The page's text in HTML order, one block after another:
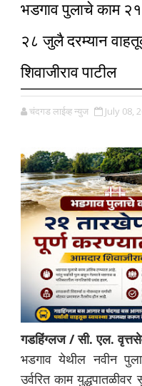
भडगाव पुलाचे काम २१
२८ जुलै दरम्यान
शिवाजीराव पाटील
चंदगड लाईव्ह न्युज July 08,
गडहिंग्लज / सी. एल.
भडगाव येथील नवीन
उर्वरित काम